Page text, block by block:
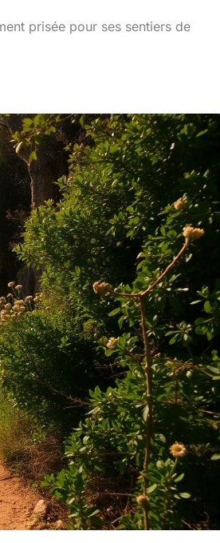
prisée pour ses sentiers de